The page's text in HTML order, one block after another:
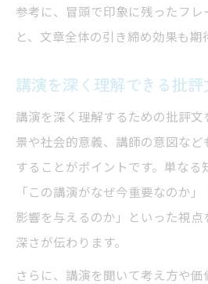
参考に、冒頭で印象に残ったフレ
と、文章全体の引き締め効果も期
講演を深く理解できる批
講演を深く理解するための批評
景や社会的意義、講師の意図な
することがポイントです。単なる
「この講演がなぜ今重要なのか
影響を与えるのか」といった視
深さが伝わります。
さらに、講演を聞いて考え方や